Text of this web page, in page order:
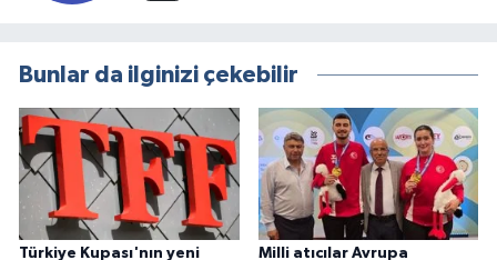
Bunlar da ilginizi çekebilir
Türkiye Kupası'nın yeni
Milli atıcılar Avrupa